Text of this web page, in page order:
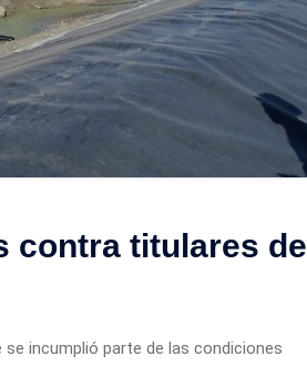
contra titulares de
incumplió parte de las condiciones